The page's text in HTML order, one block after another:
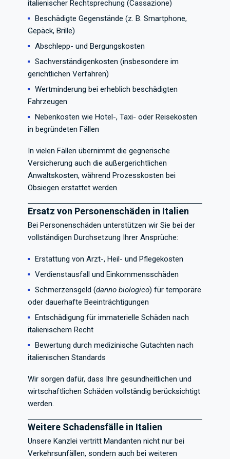
italienischer Rechtsprechung (Cassazione)
Beschädigte Gegenstände (z. B. Smartphone,
Gepäck, Brille)
Abschlepp- und Bergungskosten
Sachverständigenkosten (insbesondere im
gerichtlichen Verfahren)
Wertminderung bei erheblich beschädigten
Fahrzeugen
Nebenkosten wie Hotel-, Taxi- oder Reisekosten
in begründeten Fällen
In vielen Fällen übernimmt die gegnerische
Versicherung auch die außergerichtlichen
Anwaltskosten, während Prozesskosten bei
Obsiegen erstattet werden.
Ersatz von Personenschäden in Italien
Bei Personenschäden unterstützen wir Sie bei der
vollständigen Durchsetzung Ihrer Ansprüche:
Erstattung von Arzt-, Heil- und Pflegekosten
Verdienstausfall und Einkommensschäden
Schmerzensgeld (danno biologico) für temporäre
oder dauerhafte Beeinträchtigungen
Entschädigung für immaterielle Schäden nach
italienischem Recht
Bewertung durch medizinische Gutachten nach
italienischen Standards
Wir sorgen dafür, dass Ihre gesundheitlichen und
wirtschaftlichen Schäden vollständig berücksichtigt
werden.
Weitere Schadensfälle in Italien
Unsere Kanzlei vertritt Mandanten nicht nur bei
Verkehrsunfällen, sondern auch bei weiteren